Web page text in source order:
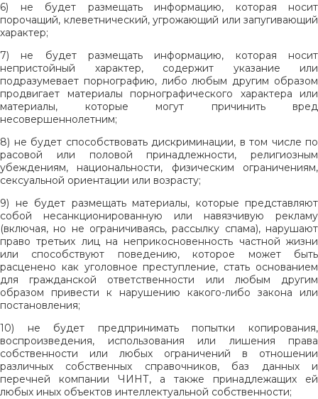
6) не будет размещать информацию, которая носит
порочащий, клеветнический, угрожающий или запугивающий
характер;
7) не будет размещать информацию, которая носит
непристойный характер, содержит указание или
подразумевает порнографию, либо любым другим образом
продвигает материалы порнографического характера или
материалы, которые могут причинить вред
несовершеннолетним;
8) не будет способствовать дискриминации, в том числе по
расовой или половой принадлежности, религиозным
убеждениям, национальности, физическим ограничениям,
сексуальной ориентации или возрасту;
9) не будет размещать материалы, которые представляют
собой несанкционированную или навязчивую рекламу
(включая, но не ограничиваясь, рассылку спама), нарушают
право третьих лиц на неприкосновенность частной жизни
или способствуют поведению, которое может быть
расценено как уголовное преступление, стать основанием
для гражданской ответственности или любым другим
образом привести к нарушению какого-либо закона или
постановления;
10) не будет предпринимать попытки копирования,
воспроизведения, использования или лишения права
собственности или любых ограничений в отношении
различных собственных справочников, баз данных и
перечней компании ЧИНТ, а также принадлежащих ей
любых иных объектов интеллектуальной собственности;